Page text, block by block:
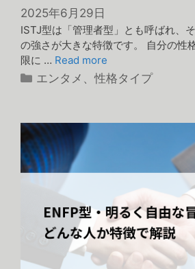
2025年6月29日
ISTJ型は「管理者型」とも呼ばれ、
の強さが大きな特徴です。 自分の性
限に … Read more
カ
リ
ー
エンタメ 、性格タイプ